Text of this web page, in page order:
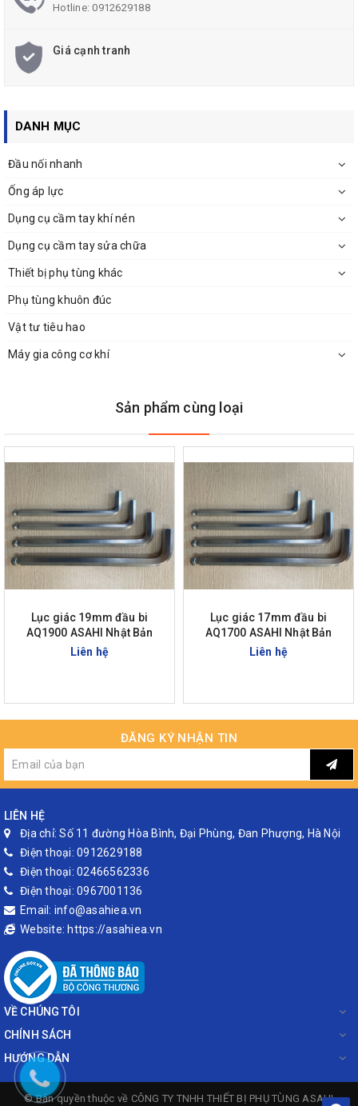
Hotline:0912629188
Giá cạnh tranh
DANH MỤC
Đầu nối nhanh
Ống áp lực
Dụng cụ cầm tay khí nén
Dụng cụ cầm tay sửa chữa
Thiết bị phụ tùng khác
Phụ tùng khuôn đúc
Vật tư tiêu hao
Máy gia công cơ khí
Sản phẩm cùng loại
Lục giác 19mm đầu bi
AQ1900 ASAHI Nhật Bản
Liên hệ
Lục giác 17mm đầu bi
AQ1700 ASAHI Nhật Bản
Liên hệ
ĐĂNG KÝ NHẬN TIN
LIÊN HỆ
Địa chỉ: Số 11 đường Hòa Bình, Đại Phùng, Đan Phượng, Hà Nội
Điện thoại: 0912629188
Điện thoại: 02466562336
Điện thoại: 0967001136
Email: info@asahiea.vn
Website: https://asahiea.vn
VỀ CHÚNG TÔI
CHÍNH SÁCH
HƯỚNG DẪN
© Bản quyền thuộc về CÔNG TY TNHH THIẾT BỊ PHỤ TÙNG ASAHI